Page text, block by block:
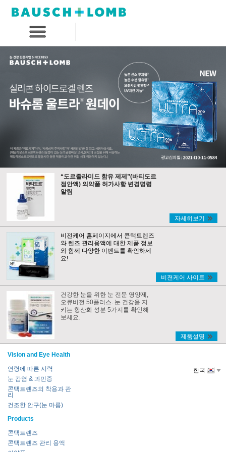
“도르졸라미드 함유 제제”(바티도르
점안액) 의약품 허가사항 변경명령
알림
자세히보기
비전케어 홈페이지에서 콘택트렌즈
와 렌즈 관리용액에 대한 제품 정보
와 함께 다양한 이벤트를 확인하세
요!
비젼케어 사이트
건강한 눈을 위한 눈 전문 영양제,
오큐비전 50플러스. 눈 건강을 지
키는 항산화 성분 5가지를 확인해
보세요.
제품설명
Vision and Eye Health
연령에 따른 시력
눈 감염 & 과민증
콘택트렌즈의 착용과 관
리
건조한 안구(눈 마름)
Products
콘택트렌즈
콘택트렌즈 관리 용액
한국